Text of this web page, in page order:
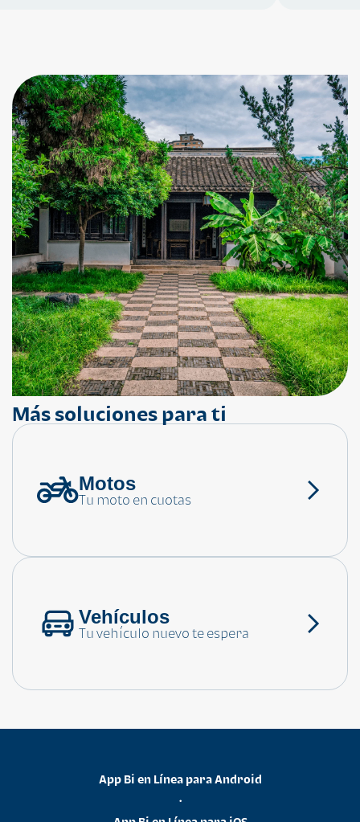
¿Necesitas ayuda?
Más soluciones para ti
Motos
Tu moto en cuotas
Vehículos
Tu vehículo nuevo te espera
App Bi en Línea para Android
•